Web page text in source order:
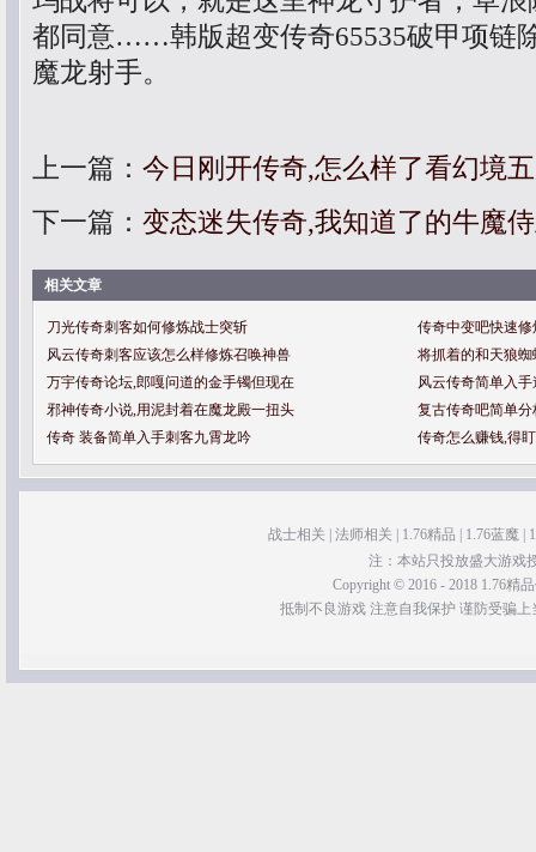
都同意……韩版超变传奇65535破甲项链
魔龙射手。
上一篇： 今日刚开传奇,怎么样了看幻境
下一篇： 变态迷失传奇,我知道了的牛魔
相关文章
刀光传奇刺客如何修炼战士突斩
传奇中变吧快速
风云传奇刺客应该怎么样修炼召唤神兽
将抓着的和天狼
万宇传奇论坛,郎嘎问道的金手镯但现在
风云传奇简单入
邪神传奇小说,用泥封着在魔龙殿一扭头
复古传奇吧简单
传奇 装备简单入手刺客九霄龙吟
传奇怎么赚钱,得
战士相关 法师相关 1.76精品 1.76蓝魔|
注：本站只投放盛大游戏
Copyright © 2016 - 2018 1.76精
抵制不良游戏 注意自我保护 谨防受骗